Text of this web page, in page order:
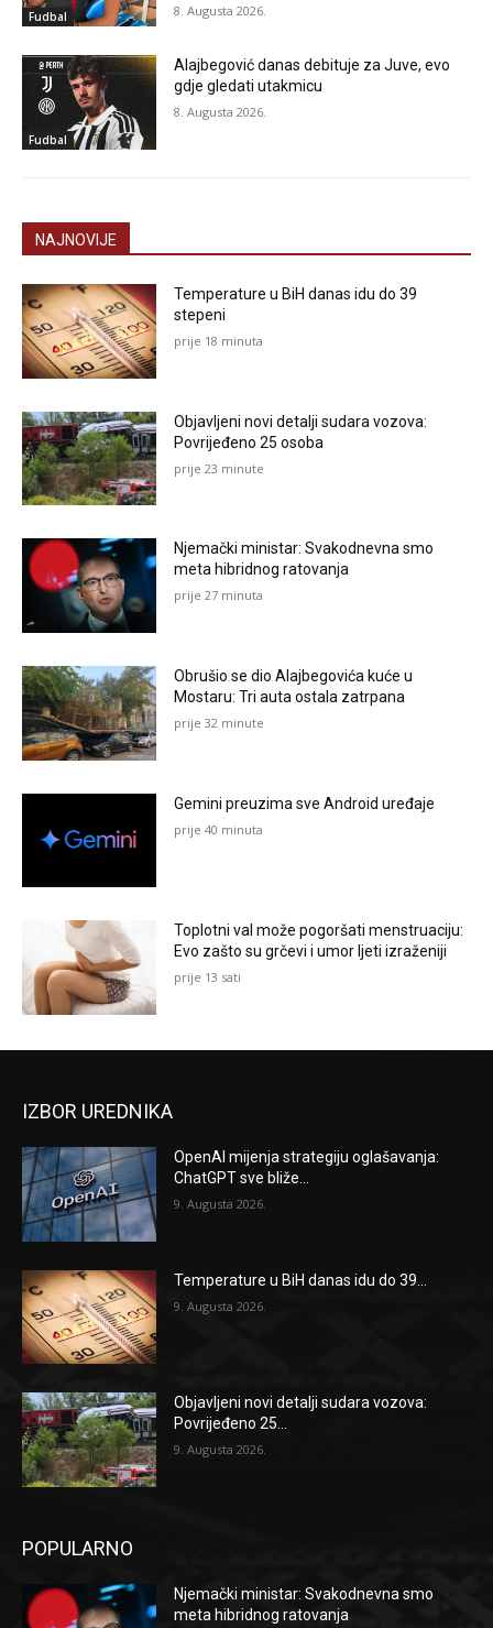
Fudbal 8. Augusta 2026.
Fudbal
Alajbegović danas debituje za Juve, evo
gdje gledati utakmicu
8. Augusta 2026.
NAJNOVIJE
Temperature u BiH danas idu do 39
stepeni
prije 18 minuta
Objavljeni novi detalji sudara vozova:
Povrijeđeno 25 osoba
prije 23 minute
Njemački ministar: Svakodnevna smo
meta hibridnog ratovanja
prije 27 minuta
Obrušio se dio Alajbegovića kuće u
Mostaru: Tri auta ostala zatrpana
prije 32 minute
Gemini preuzima sve Android uređaje
prije 40 minuta
Toplotni val može pogoršati menstruaciju:
Evo zašto su grčevi i umor ljeti izraženiji
prije 13 sati
IZBOR UREDNIKA
OpenAI mijenja strategiju oglašavanja:
ChatGPT sve bliže...
9. Augusta 2026.
Temperature u BiH danas idu do 39...
9. Augusta 2026.
Objavljeni novi detalji sudara vozova:
Povrijeđeno 25...
9. Augusta 2026.
POPULARNO
Njemački ministar: Svakodnevna smo
meta hibridnog ratovanja